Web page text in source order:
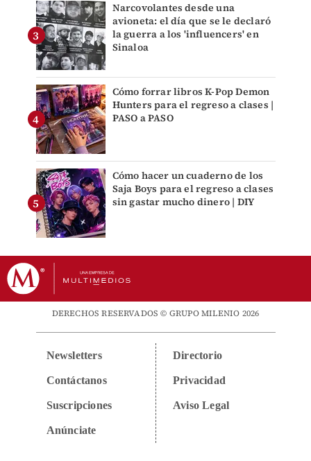
Narcovolantes desde una
avioneta: el día que se le declaró
la guerra a los 'influencers' en
Sinaloa
Cómo forrar libros K-Pop Demon
Hunters para el regreso a clases |
PASO a PASO
Cómo hacer un cuaderno de los
Saja Boys para el regreso a clases
sin gastar mucho dinero | DIY
DERECHOS RESERVADOS © GRUPO MILENIO 2026
Newsletters
Contáctanos
Suscripciones
Anúnciate
Directorio
Privacidad
Aviso Legal